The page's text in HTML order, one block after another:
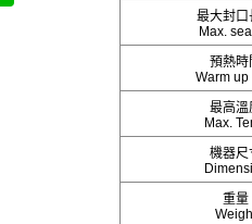
最大封口
Max.
預熱時
Warm up
最高溫
Max.
機器尺
重量